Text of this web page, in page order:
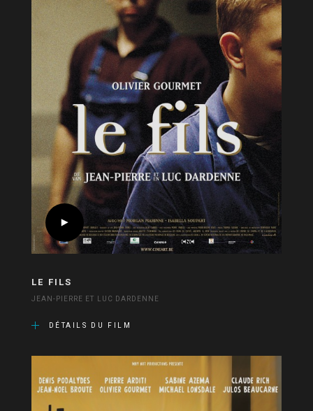
LE FILS
JEAN-PIERRE ET LUC DARDENNE
DÉTAILS DU FILM